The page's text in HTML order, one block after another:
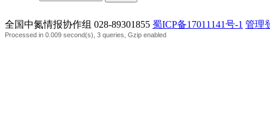
全国中氮情报协作组 028-89301855 蜀ICP备17011141号-1 管理
Processed in 0.009 second(s), 3 queries, Gzip enabled